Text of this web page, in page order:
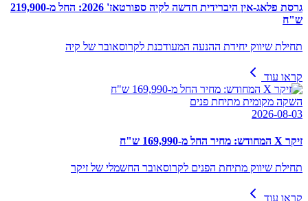
גרסת פלאג-אין היברידית חדשה לקיה ספורטאז' 2026: החל מ-219,900
ש"ח
תחילת שיווק יחידת ההנעה המעודכנת לקרוסאובר של קיה
קראו עוד
השקה מקומית מתיחת פנים
2026-08-03
זיקר X המחודש: מחיר החל מ-169,990 ש"ח
תחילת שיווק מתיחת הפנים לקרוסאובר החשמלי של זיקר
קראו עוד